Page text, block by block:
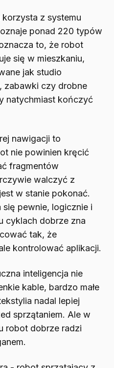
z systemu
ponad 220 typów
to, że robot
się w mieszkaniu,
jak studio
zabawki czy drobne
natychmiast kończyć
nawigacji to
nie powinien kręcić
fragmentów
walczyć z
w stanie pokonać.
pewnie, logicznie i
cyklach dobrze zna
tak, że
kontrolować aplikacji.
inteligencja nie
kable, bardzo małe
nadal lepiej
sprzątaniem. Ale w
robot dobrze radzi